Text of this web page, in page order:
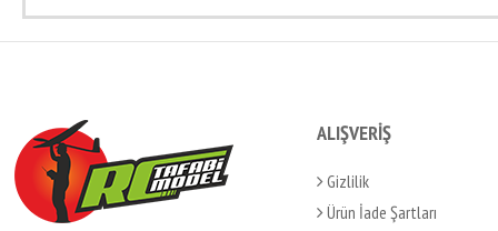
ALIŞVERİŞ
Gizlilik
Ürün İade Şartları